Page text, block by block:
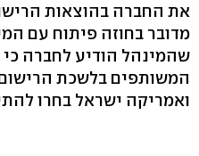
את החברה בהוצאות
שהמינהל הודיע לחברה
ואמריקה ישראל בחרו